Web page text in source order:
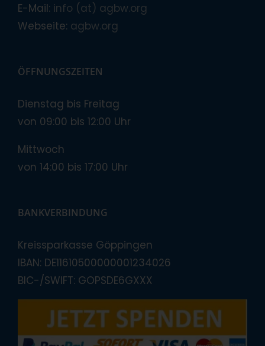
E-Mail: info (at) agbw.org
Webseite: agbw.org
ÖFFNUNGSZEITEN
Dienstag bis Freitag
von 09:00 bis 12:00 Uhr
Mittwoch
von 14:00 bis 17:00 Uhr
BANKVERBINDUNG
Kreissparkasse Göppingen
IBAN: DE11610500000001234026
BIC-/SWIFT: GOPSDE6GXXX